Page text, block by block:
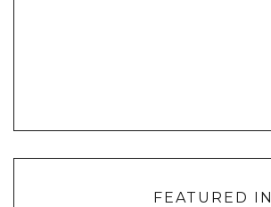
FEATURED IN